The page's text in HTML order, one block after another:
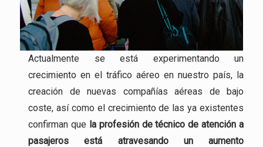
Actualmente se está experimentando un
crecimiento en el tráfico aéreo en nuestro país, la
creación de nuevas compañías aéreas de bajo
coste, así como el crecimiento de las ya existentes
confirman que la profesión de técnico de atención a
pasajeros está atravesando un aumento